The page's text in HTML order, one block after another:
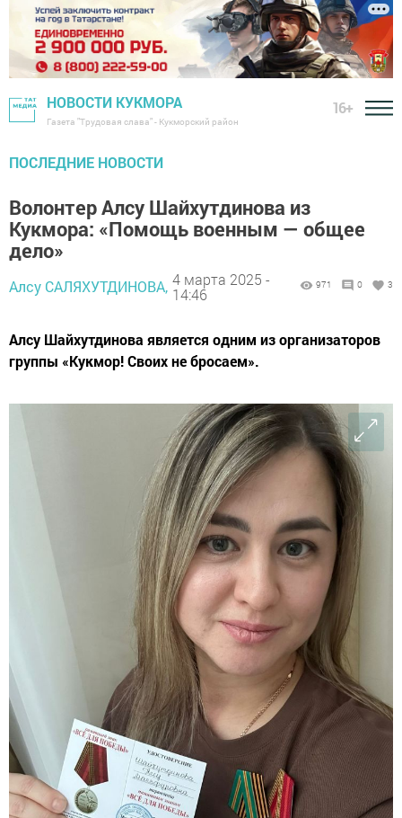
НОВОСТИ КУКМОРА
Газета "Трудовая слава" - Кукморский район
16+
ПОСЛЕДНИЕ НОВОСТИ
Волонтер Алсу Шайхутдинова из
Кукмора: «Помощь военным — общее
дело»
Алсу САЛЯХУТДИНОВА, 4 марта 2025 -
14:46
971 0 3
Алсу Шайхутдинова является одним из организаторов
группы «Кукмор! Своих не бросаем».